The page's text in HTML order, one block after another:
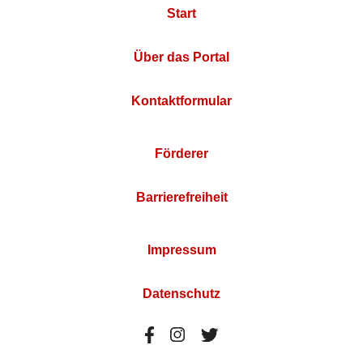
Start
Über das Portal
Kontaktformular
Förderer
Barrierefreiheit
Impressum
Datenschutz